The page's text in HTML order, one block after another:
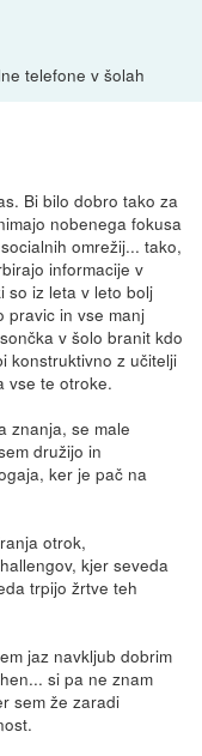
telefone v šolah
Bi bilo dobro tako za
nobenega fokusa
omrežij... tako,
informacije v
so iz leta v leto bolj
pravic in vse manj
v šolo branit kdo
konstruktivno z učitelji
vse te otroke.
znanja, se male
družijo in
ker je pač na
otrok,
kjer seveda
trpijo žrtve teh
jaz navkljub dobrim
si pa ne znam
sem že zaradi